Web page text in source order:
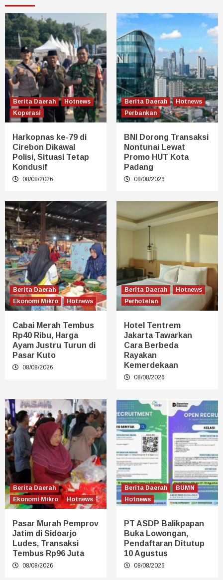
Berita Daerah
Hotnews
Koperasi
Harkopnas ke-79 di
Cirebon Dikawal
Polisi, Situasi Tetap
Kondusif
08/08/2026
Berita Daerah
Hotnews
Perbankan
BNI Dorong Transaksi
Nontunai Lewat
Promo HUT Kota
Padang
08/08/2026
Berita Daerah
Ekonomi Mikro
Hotnews
Cabai Merah Tembus
Rp40 Ribu, Harga
Ayam Justru Turun di
Pasar Kuto
08/08/2026
Berita Daerah
Hotnews
Perhotelan
Hotel Tentrem
Jakarta Tawarkan
Cara Berbeda
Rayakan
Kemerdekaan
08/08/2026
Berita Daerah
Ekonomi Mikro
Hotnews
Pasar Murah Pemprov
Jatim di Sidoarjo
Ludes, Transaksi
Tembus Rp96 Juta
08/08/2026
Berita Daerah
BUMN
Hotnews
PT ASDP Balikpapan
Buka Lowongan,
Pendaftaran Ditutup
10 Agustus
08/08/2026